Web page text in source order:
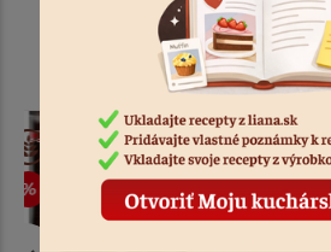
Produkty k